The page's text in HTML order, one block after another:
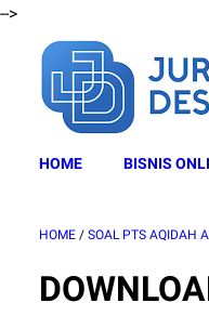
-->
HOME BISNIS
HOME / SOAL PTS AQIDAH